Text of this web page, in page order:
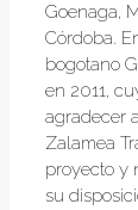
Goenaga,
Córdoba.
bogotano
en 2011,
agradecer
Zalamea
proyecto y
su